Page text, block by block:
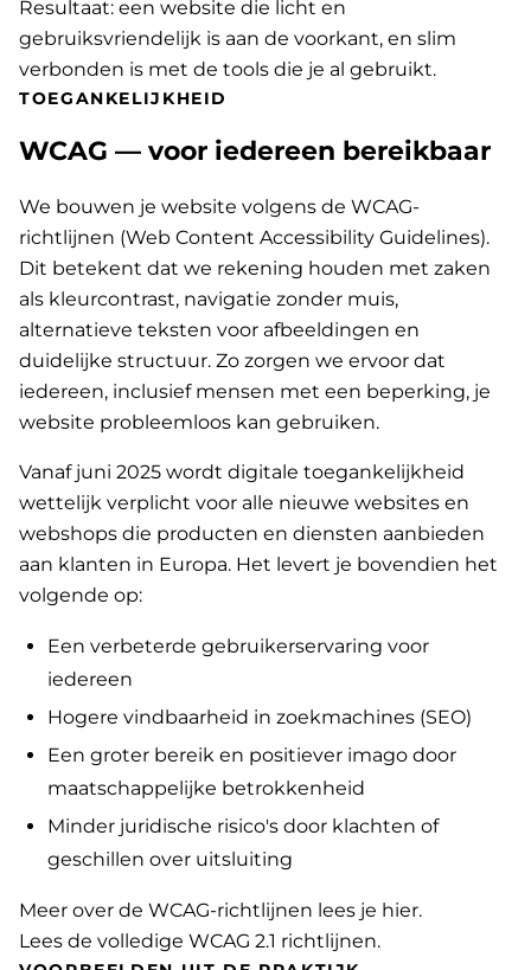
Resultaat: een website die licht en
gebruiksvriendelijk is aan de voorkant, en slim
verbonden is met de tools die je al gebruikt.
TOEGANKELIJKHEID
WCAG — voor iedereen bereikbaar
We bouwen je website volgens de WCAG-
richtlijnen (Web Content Accessibility Guidelines).
Dit betekent dat we rekening houden met zaken
als kleurcontrast, navigatie zonder muis,
alternatieve teksten voor afbeeldingen en
duidelijke structuur. Zo zorgen we ervoor dat
iedereen, inclusief mensen met een beperking, je
website probleemloos kan gebruiken.
Vanaf juni 2025 wordt digitale toegankelijkheid
wettelijk verplicht voor alle nieuwe websites en
webshops die producten en diensten aanbieden
aan klanten in Europa. Het levert je bovendien het
volgende op:
Een verbeterde gebruikerservaring voor
iedereen
Hogere vindbaarheid in zoekmachines (SEO)
Een groter bereik en positiever imago door
maatschappelijke betrokkenheid
Minder juridische risico's door klachten of
geschillen over uitsluiting
Meer over de WCAG-richtlijnen lees je hier.
Lees de volledige WCAG 2.1 richtlijnen.